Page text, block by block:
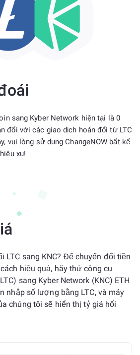
sang Kyber Network hiện tại là 0
đối với các giao dịch hoán đổi từ LTC
vui lòng sử dụng ChangeNOW bất kể
xu!
LTC sang KNC? Để chuyển đổi tiền
hiệu quả, hãy thử công cụ
sang Kyber Network (KNC) ETH
nhập số lượng bằng LTC, và máy
chúng tôi sẽ hiển thị tỷ giá hối